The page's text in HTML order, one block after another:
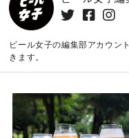
ビール女子の編集部アカウン
きます。